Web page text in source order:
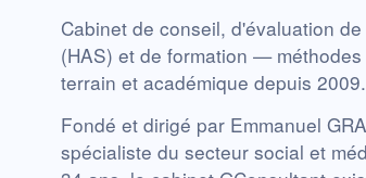
Cabinet de conseil, d'évaluation
(HAS) et de formation —
terrain et académique depuis 2009.
Fondé et dirigé par Emmanuel
spécialiste du secteur social et